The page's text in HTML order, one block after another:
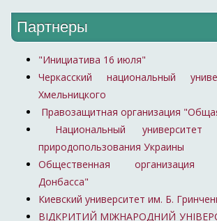
Партнеры
"Инициатива 16 июля"
Черкасский национальный
Хмельницкого
Правозащитная организация
Национальный университет
природопользования Украины
Общественная организация
Донбасса"
Киевский университет им. Б.
ВІДКРИТИЙ МІЖНАРОДНИЙ